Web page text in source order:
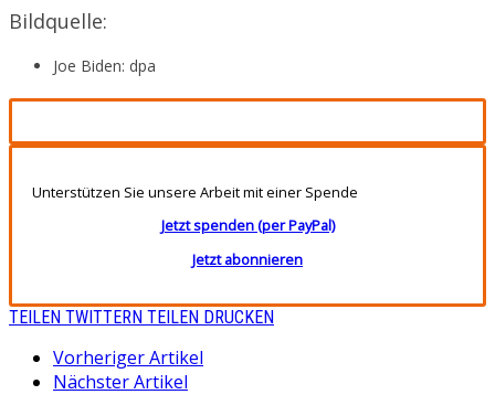
Bildquelle:
Joe Biden: dpa
Unterstützen Sie unsere Arbeit mit einer Spende
Jetzt spenden (per PayPal)
Jetzt abonnieren
TEILEN TWITTERN TEILEN DRUCKEN
Vorheriger Artikel
Nächster Artikel